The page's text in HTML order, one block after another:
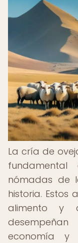
La cría de
nómadas de
historia. Estos
alimento y
economía y